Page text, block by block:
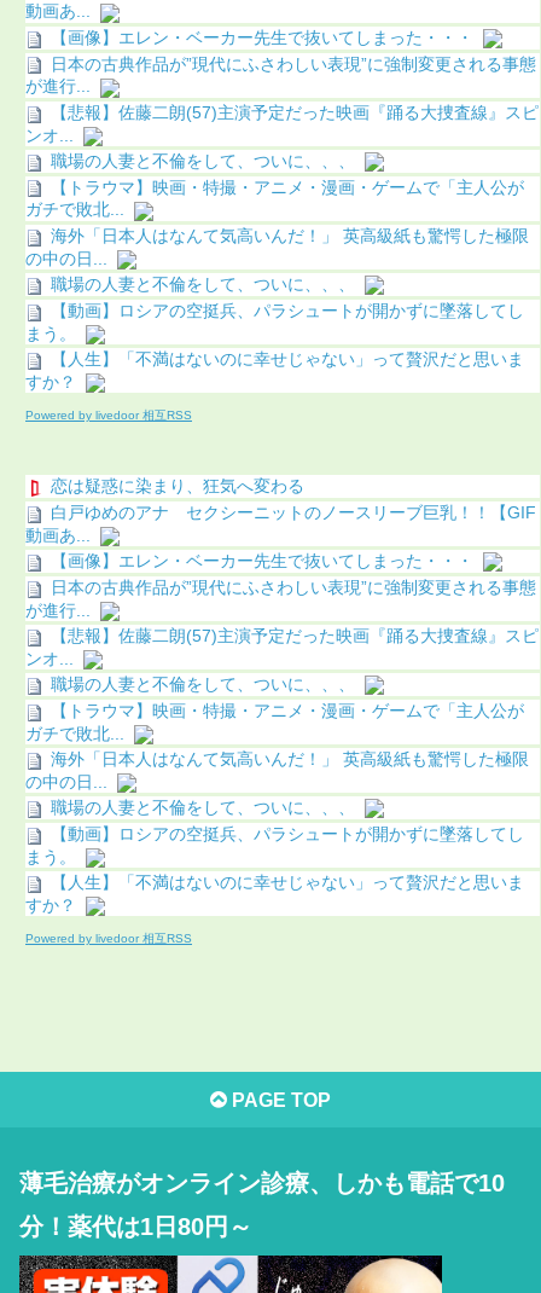
動画あ...
【画像】エレン・ベーカー先生で抜いてしまった・・・
日本の古典作品が”現代にふさわしい表現”に強制変更される事態
が進行...
【悲報】佐藤二朗(57)主演予定だった映画『踊る大捜査線』スピ
ンオ...
職場の人妻と不倫をして、ついに、、、
【トラウマ】映画・特撮・アニメ・漫画・ゲームで「主人公が
ガチで敗北...
海外「日本人はなんて気高いんだ！」 英高級紙も驚愕した極限
の中の日...
職場の人妻と不倫をして、ついに、、、
【動画】ロシアの空挺兵、パラシュートが開かずに墜落してし
まう。
【人生】「不満はないのに幸せじゃない」って贅沢だと思いま
すか？
Powered by livedoor 相互RSS
恋は疑惑に染まり、狂気へ変わる
白戸ゆめのアナ セクシーニットのノースリーブ巨乳！！【GIF
動画あ...
【画像】エレン・ベーカー先生で抜いてしまった・・・
日本の古典作品が”現代にふさわしい表現”に強制変更される事態
が進行...
【悲報】佐藤二朗(57)主演予定だった映画『踊る大捜査線』スピ
ンオ...
職場の人妻と不倫をして、ついに、、、
【トラウマ】映画・特撮・アニメ・漫画・ゲームで「主人公が
ガチで敗北...
海外「日本人はなんて気高いんだ！」 英高級紙も驚愕した極限
の中の日...
職場の人妻と不倫をして、ついに、、、
【動画】ロシアの空挺兵、パラシュートが開かずに墜落してし
まう。
【人生】「不満はないのに幸せじゃない」って贅沢だと思いま
すか？
Powered by livedoor 相互RSS
PAGE TOP
薄毛治療がオンライン診療、しかも電話で10
分！薬代は1日80円～